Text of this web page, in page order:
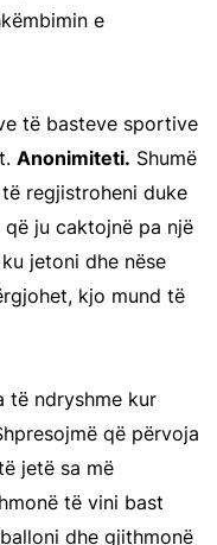
e
të basteve sportive
Anonimiteti. Shumë
regjistroheni duke
ju caktojnë pa një
jetoni dhe nëse
kjo mund të
të ndryshme kur
që përvoja
jetë sa më
të vini bast
dhe gjithmonë